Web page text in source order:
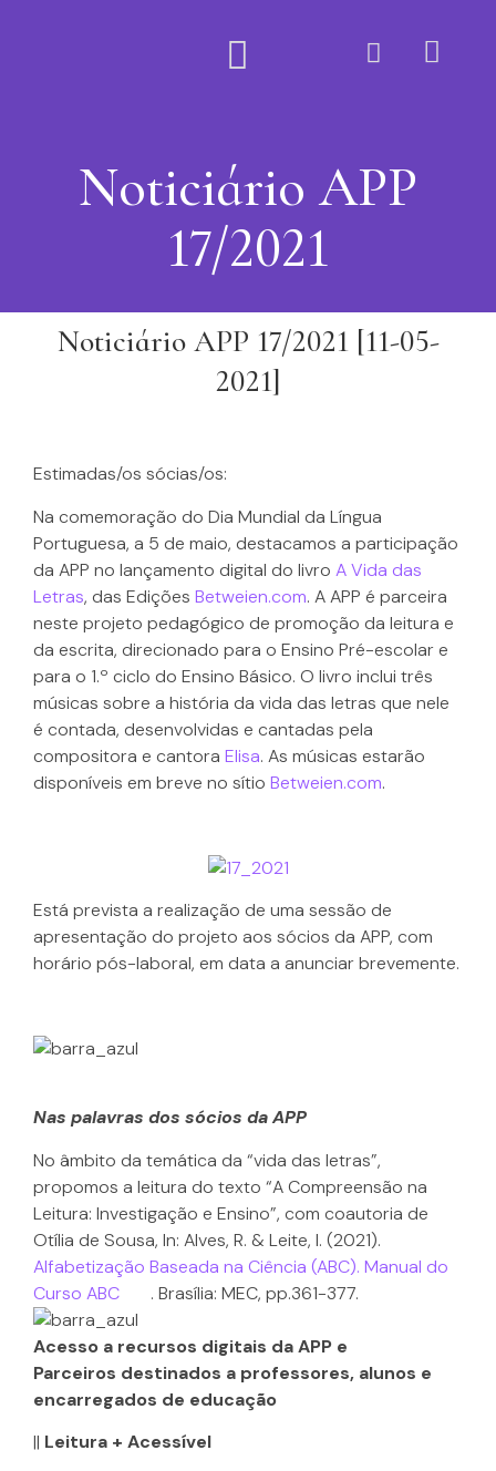
Noticiário APP
17/2021
Noticiário APP 17/2021 [11-05-
2021]
Estimadas/os sócias/os:
Na comemoração do Dia Mundial da Língua
Portuguesa, a 5 de maio, destacamos a participação
da APP no lançamento digital do livro A Vida das
Letras, das Edições Betweien.com. A APP é parceira
neste projeto pedagógico de promoção da leitura e
da escrita, direcionado para o Ensino Pré-escolar e
para o 1.º ciclo do Ensino Básico. O livro inclui três
músicas sobre a história da vida das letras que nele
é contada, desenvolvidas e cantadas pela
compositora e cantora Elisa. As músicas estarão
disponíveis em breve no sítio Betweien.com.
Está prevista a realização de uma sessão de
apresentação do projeto aos sócios da APP, com
horário pós-laboral, em data a anunciar brevemente.
Nas palavras dos sócios da APP
No âmbito da temática da “vida das letras”,
propomos a leitura do texto “A Compreensão na
Leitura: Investigação e Ensino”, com coautoria de
Otília de Sousa, In: Alves, R. & Leite, I. (2021).
Alfabetização Baseada na Ciência (ABC). Manual do
Curso ABC
. Brasília: MEC, pp.361-377.
Acesso a recursos digitais da APP e
Parceiros destinados a professores, alunos e
encarregados de educação
|| Leitura + Acessível